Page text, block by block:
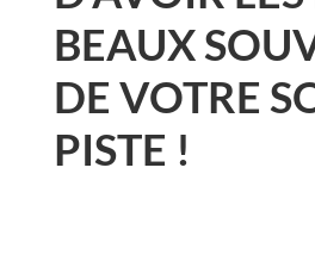
BEAUX
DE VOTRE
PISTE !